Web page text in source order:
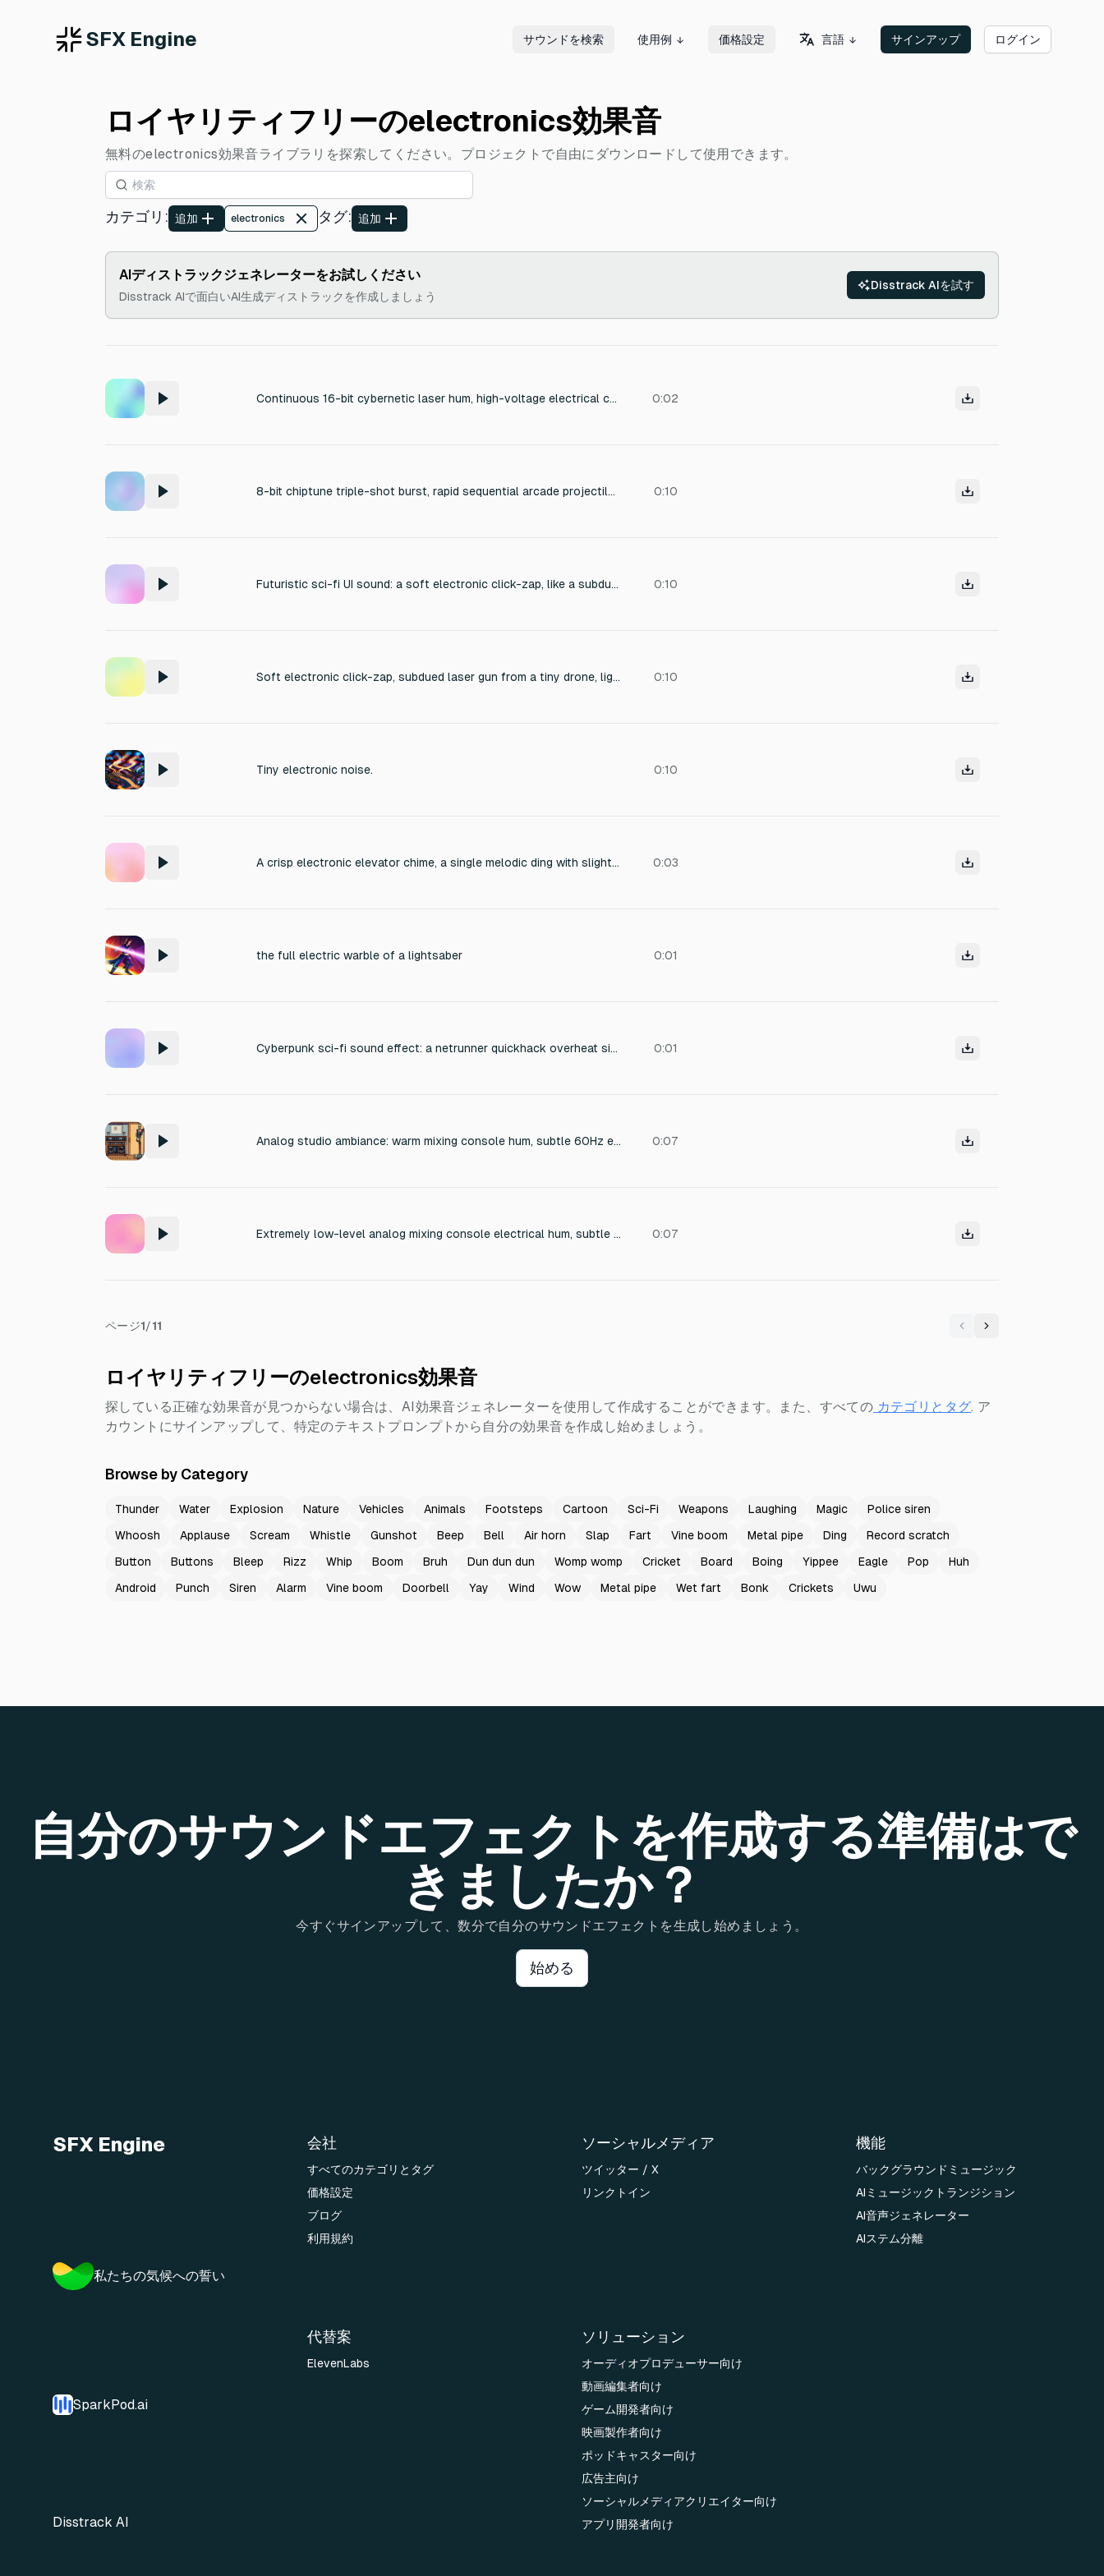
SFX Engine サウンドを検索 使用例 価格設定 言語 サインアップ ログイン
ロイヤリティフリーのelectronics効果音
無料のelectronics効果音ライブラリを探索してください。プロジェクトで自由にダウンロードして使用できます。
カテゴリ : 追加 electronics タグ: 追加
AIディストラックジェネレーターをお試しください
Disstrack AIで面白いAI生成ディストラックを作成しましょう
Disstrack AIを試す
Continuous 16-bit cybernetic laser hum, high-voltage electrical charging drone beam sound effect, heavy analog synth power-up vibration, modular pulsating electronic static buzz, intense tactical radar sweep audio, sci-fi vertical shooter mechanical weapon loop, clean sound design, no background music. 0:02
8-bit chiptune triple-shot burst, rapid sequential arcade projectile fire, three consecutive punchy analog synth pops, fast electronic military drone gun blast, heavy mechanical weapon fire sound effect, crisp 16-bit vertical shooter combat audio. 0:10
Futuristic sci-fi UI sound: a soft electronic click-zap, like a subdued laser pulse from a tiny drone, with a light high-frequency tick. Clean, minimal, precise attack and immediate decay. Approximately 0.1 seconds duration. 0:10
Soft electronic click-zap, subdued laser gun from a tiny drone, light high tone, almost a tick, minimal and clean, 0.1 seconds 0:10
Tiny electronic noise. 0:10
A crisp electronic elevator chime, a single melodic ding with slight metallic resonance and brief sustain, recorded from inside an elevator cab with intimate room tone and subtle natural reverb. Evokes a clean, modern ambiance, suitable for corporate or urban settings. 0:03
the full electric warble of a lightsaber 0:01
Cyberpunk sci-fi sound effect: a netrunner quickhack overheat signature, blending harsh digital glitching with rapid granular modulation, deep sub-bass pulses, and layered white noise bursts. The texture evokes a high-frequency digital 'cooking' crackle cutting through a heavy, pulsating bass drone. Perfect for cyberpunk atmosphere, with a chaotic, technological intensity. Include aggressive distortion, bit-crushing, and sweeping filter effects to simulate system overheating. 0:01
Analog studio ambiance: warm mixing console hum, subtle 60Hz electrical tone, gentle tube amp hiss, dusty console noise, soft crackle, vintage recording environment, calm and nostalgic mood, perfect for background atmosphere in a studio scene, detailed and realistic 0:07
Extremely low-level analog mixing console electrical hum, subtle and warm, with a faint 60Hz AC line tone and gentle preamp hiss. Captures the ambient studio floor noise from a vintage Neve or API console. Not a broken transformer buzz or hardware failure sound. Perfect for adding analog warmth to a silent room or as a background layer. Volume: barely audible, like a soft breath. 0:07
ページ1/11
Previous
Next
ロイヤリティフリーのelectronics効果音
探している正確な効果音が見つからない場合は、AI効果音ジェネレーターを使用して作成することができます。また、すべての カテゴリとタグ. ア
カウントにサインアップして、特定のテキストプロンプトから自分の効果音を作成し始めましょう。
Browse by Category
Thunder Water Explosion Nature Vehicles Animals Footsteps Cartoon Sci-Fi Weapons Laughing Magic
Police siren
Whoosh
Applause Scream Whistle Gunshot Beep Bell Air horn Slap Fart Vine boom Metal pipe Ding
Record scratch
Button
Buttons Bleep Rizz Whip Boom Bruh Dun dun dun Womp womp Cricket Board Boing Yippee Eagle Pop
Huh
Android
Punch Siren Alarm Vine boom Doorbell Yay Wind Wow Metal pipe Wet fart Bonk Crickets Uwu
自分のサウンドエフェクトを作成する準備はで
きましたか？
今すぐサインアップして、数分で自分のサウンドエフェクトを生成し始めましょう。
始める
SFX Engine
私たちの気候への誓い
SparkPod.ai
Disstrack AI
会社
すべてのカテゴリとタグ
価格設定
ブログ
利用規約
ソーシャルメディア
ツイッター / X
リンクトイン
機能
バックグラウンドミュージック
AIミュージックトランジション
AI音声ジェネレーター
AIステム分離
代替案
ElevenLabs
ソリューション
オーディオプロデューサー向け
動画編集者向け
ゲーム開発者向け
映画製作者向け
ポッドキャスター向け
広告主向け
ソーシャルメディアクリエイター向け
アプリ開発者向け